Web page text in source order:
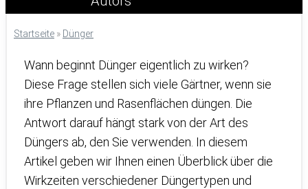
Startseite » Dünger
Wann beginnt Dünger eigentlich zu wirken?
Diese Frage stellen sich viele Gärtner, wenn sie
ihre Pflanzen und Rasenflächen düngen. Die
Antwort darauf hängt stark von der Art des
Düngers ab, den Sie verwenden. In diesem
Artikel geben wir Ihnen einen Überblick über die
Wirkzeiten verschiedener Düngertypen und